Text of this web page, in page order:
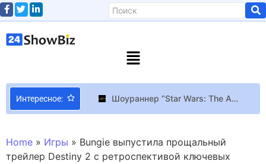
Интересное:
Шоураннер “Star Wars: The Acolyte” рассказала, что один из сценаристов предстоящего сериала никогда не смотрел “Star Wars”
Писатель Павел “Паштет” Билянский: Написать книгу легко, просто нужно писать каждый день
Home » Игры » Bungie выпустила прощальный
трейлер Destiny 2 с ретроспективой ключевых